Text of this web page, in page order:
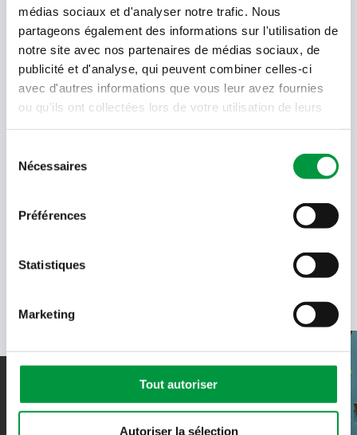
médias sociaux et d'analyser notre trafic. Nous
partageons également des informations sur l'utilisation de
notre site avec nos partenaires de médias sociaux, de
publicité et d'analyse, qui peuvent combiner celles-ci
avec d'autres informations que vous leur avez fournies
ou qu'ils ont collectées lors de votre utilisation de leurs
Nécessaires
Préférences
Statistiques
Marketing
Tout autoriser
Autoriser la sélection
Votre
adresse
email
Language
- Sélectionner -
Quel code est dans l'image ?
En soumettant votre adresse e-mail, vous acceptez de
recevoir des e-mails de Cactus et acceptez la politique de
Rejoindre l’équipe